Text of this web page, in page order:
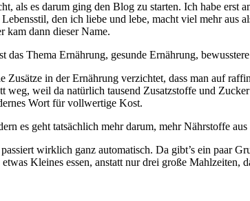
als es darum ging den Blog zu starten. Ich habe
den ich liebe und lebe, macht viel mehr
kam dann dieser Name.
Thema Ernährung, gesunde Ernährung,
Zusätze in der Ernährung verzichtet, dass man auf
weg, weil da natürlich tausend Zusatzstoffe und
Wort für vollwertige Kost.
es geht tatsächlich mehr darum, mehr Nährstoffe
wirklich ganz automatisch. Da gibt’s ein paar
Kleines essen, anstatt nur drei große